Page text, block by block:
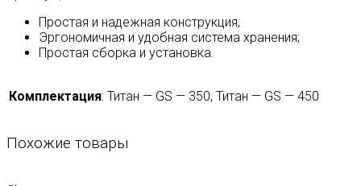
Простая и надежная конструкция;
Эргономичная и удобная система хранения;
Простая сборка и установка.
Комплектация: Титан — GS — 350, Титан — GS — 450
Похожие товары